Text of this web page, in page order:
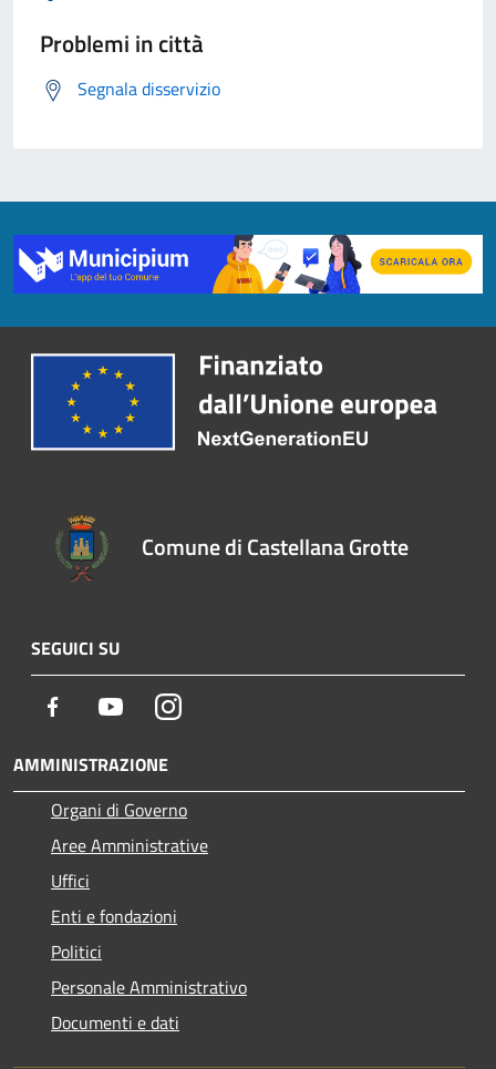
Problemi in città
Segnala disservizio
Comune di Castellana Grotte
SEGUICI SU
Facebook YoutubeInstagram
AMMINISTRAZIONE
Organi di Governo
Aree Amministrative
Uffici
Enti e fondazioni
Politici
Personale Amministrativo
Documenti e dati